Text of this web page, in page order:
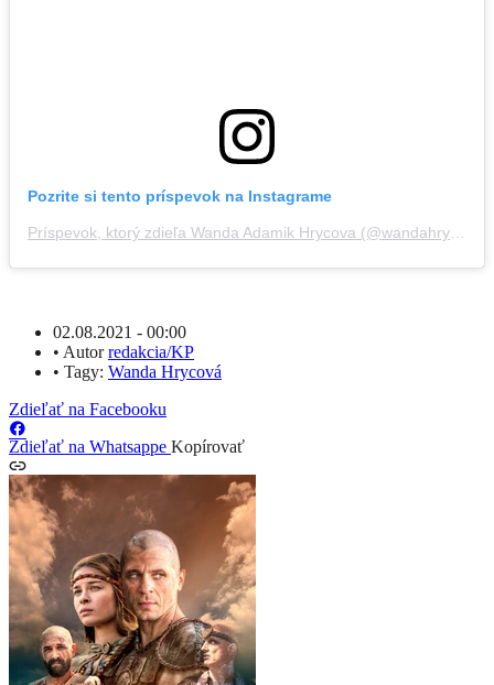
Pozrite si tento príspevok na Instagrame
02.08.2021 - 00:00
• Autorredakcia/KP
• Tagy: Wanda Hrycová
Zdieľať na Facebooku
Zdieľať na Whatsappe Kopírovať